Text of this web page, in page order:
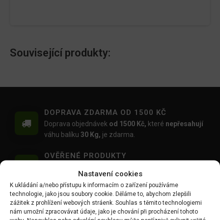
Nastavení cookies
K ukládání a/nebo přístupu k informacím o zařízení používáme
technologie, jako jsou soubory cookie. Děláme to, abychom zlepšili
zážitek z prohlížení webových stráenk. Souhlas s těmito technologiemi
nám umožní zpracovávat údaje, jako je chování při procházení tohoto
Související produkty:
DOPRAVA ZDARMA OD 1500 KČ
Doprava objednávek od 1500 Kč, které nepřesahují
váhu balíku 30 Kg, je zdarma.
OVĚŘENÉ PRODUKTY
realizacích zahrad.
MOŽNOST OSOBNÍHO ODBĚRU
Objednávku si můžete i vyzvednout zdarma na